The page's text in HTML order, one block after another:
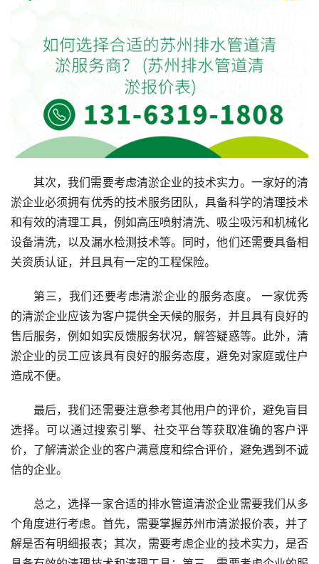
其次，我们需要考虑清淤企业的技术实力。一家好的清
淤企业必须拥有优秀的技术服务团队，具备科学的清理技术
和有效的清理工具，例如高压喷射清洗、吸尘吸污和机械化
设备清洗，以及漏水检测技术等。同时，他们还需要具备相
关资质认证，并且具有一定的工程保险。
第三，我们还要考虑清淤企业的服务态度。 一家优秀
的清淤企业应该为客户提供全天候的服务，并且具有良好的
售后服务，例如如实反馈服务状况，解答疑惑等。此外，清
淤企业的员工应该具有良好的服务态度，避免对家庭或住户
造成不便。
最后，我们还需要注意参考其他用户的评价，避免盲目
选择。可以通过搜索引擎、社交平台等获取准确的客户评
价，了解清淤企业的客户满意度和综合评价，避免遇到不诚
信的企业。
总之，选择一家合适的排水管道清淤企业需要我们从多
个角度进行考虑。首先，需要掌握苏州市清淤报价表，并了
解是否有明细报表；其次，需要考虑企业的技术实力，是否